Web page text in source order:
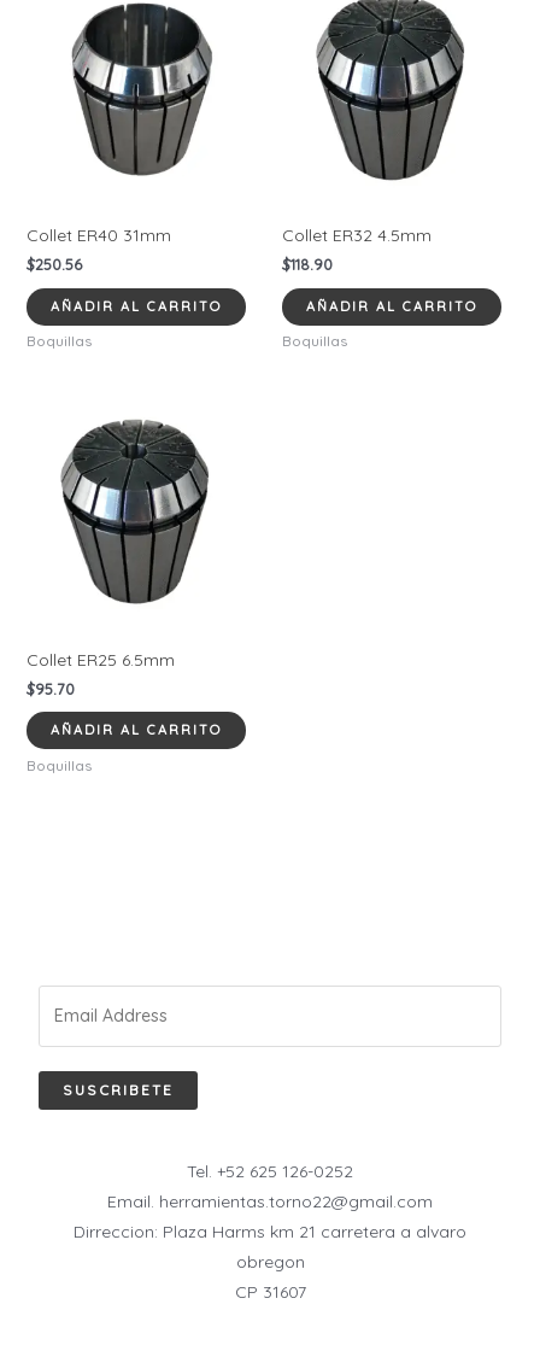
Collet ER40 31mm
$250.56
AÑADIR AL CARRITO
Boquillas
Collet ER32 4.5mm
$118.90
AÑADIR AL CARRITO
Boquillas
Collet ER25 6.5mm
$95.70
AÑADIR AL CARRITO
Boquillas
SUSCRIBETE
Tel. +52 625 126-0252
Email. herramientas.torno22@gmail.com
Dirreccion: Plaza Harms km 21 carretera a alvaro
obregon
CP 31607